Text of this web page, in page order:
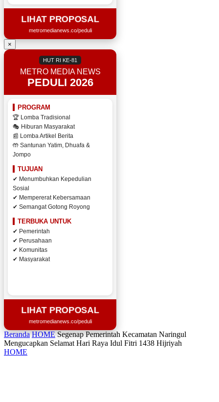
LIHAT PROPOSAL
metromedianews.co/peduli
×
HUT RI KE-81
METRO MEDIA NEWS
PEDULI 2026
PROGRAM
🏆 Lomba Tradisional
🎭 Hiburan Masyarakat
📰 Lomba Artikel Berita
🤲 Santunan Yatim, Dhuafa &
Jompo
TUJUAN
✔ Menumbuhkan Kepedulian
Sosial
✔ Mempererat Kebersamaan
✔ Semangat Gotong Royong
TERBUKA UNTUK
✔ Pemerintah
✔ Perusahaan
✔ Komunitas
✔ Masyarakat
LIHAT PROPOSAL
metromedianews.co/peduli
Beranda HOME Segenap Pemerintah Kecamatan Naringul
Mengucapkan Selamat Hari Raya Idul Fitri 1438 Hijriyah
HOME